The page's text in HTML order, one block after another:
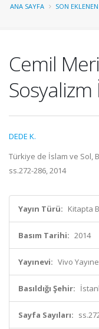
ANA SAYFA SON
Cemil
DEDE K.
Türkiye de İslam ve Sol,
ss.272-286, 2014
Yayın Türü: Kitapta
Basım Tarihi: 2014
Yayınevi: Vivo
Basıldığı Şehir:
Sayfa Sayıları: